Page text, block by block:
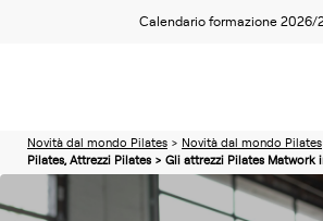
Calendario formazione 2026/
Novità dal mondo Pilates > Novità dal mondo Pilates
Pilates, Attrezzi Pilates > Gli attrezzi Pilates Matwork